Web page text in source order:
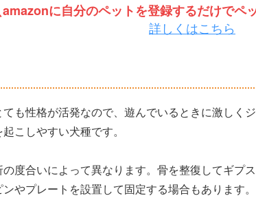
amazonに自分のペットを登録するだけでペ
詳しくはこちら
ても性格が活発なので、遊んでいるときに激しく
こしやすい犬種です。
度合いによって異なります。骨を整復してギプ
やプレートを設置して固定する場合もあります。